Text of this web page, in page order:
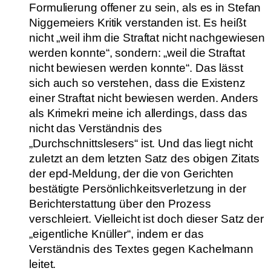
Formulierung offener zu sein, als es in Stefan
Niggemeiers Kritik verstanden ist. Es heißt
nicht „weil ihm die Straftat nicht nachgewiesen
werden konnte“, sondern: „weil die Straftat
nicht bewiesen werden konnte“. Das lässt
sich auch so verstehen, dass die Existenz
einer Straftat nicht bewiesen werden. Anders
als Krimekri meine ich allerdings, dass das
nicht das Verständnis des
„Durchschnittslesers“ ist. Und das liegt nicht
zuletzt an dem letzten Satz des obigen Zitats
der epd-Meldung, der die von Gerichten
bestätigte Persönlichkeitsverletzung in der
Berichterstattung über den Prozess
verschleiert. Vielleicht ist doch dieser Satz der
„eigentliche Knüller“, indem er das
Verständnis des Textes gegen Kachelmann
leitet.